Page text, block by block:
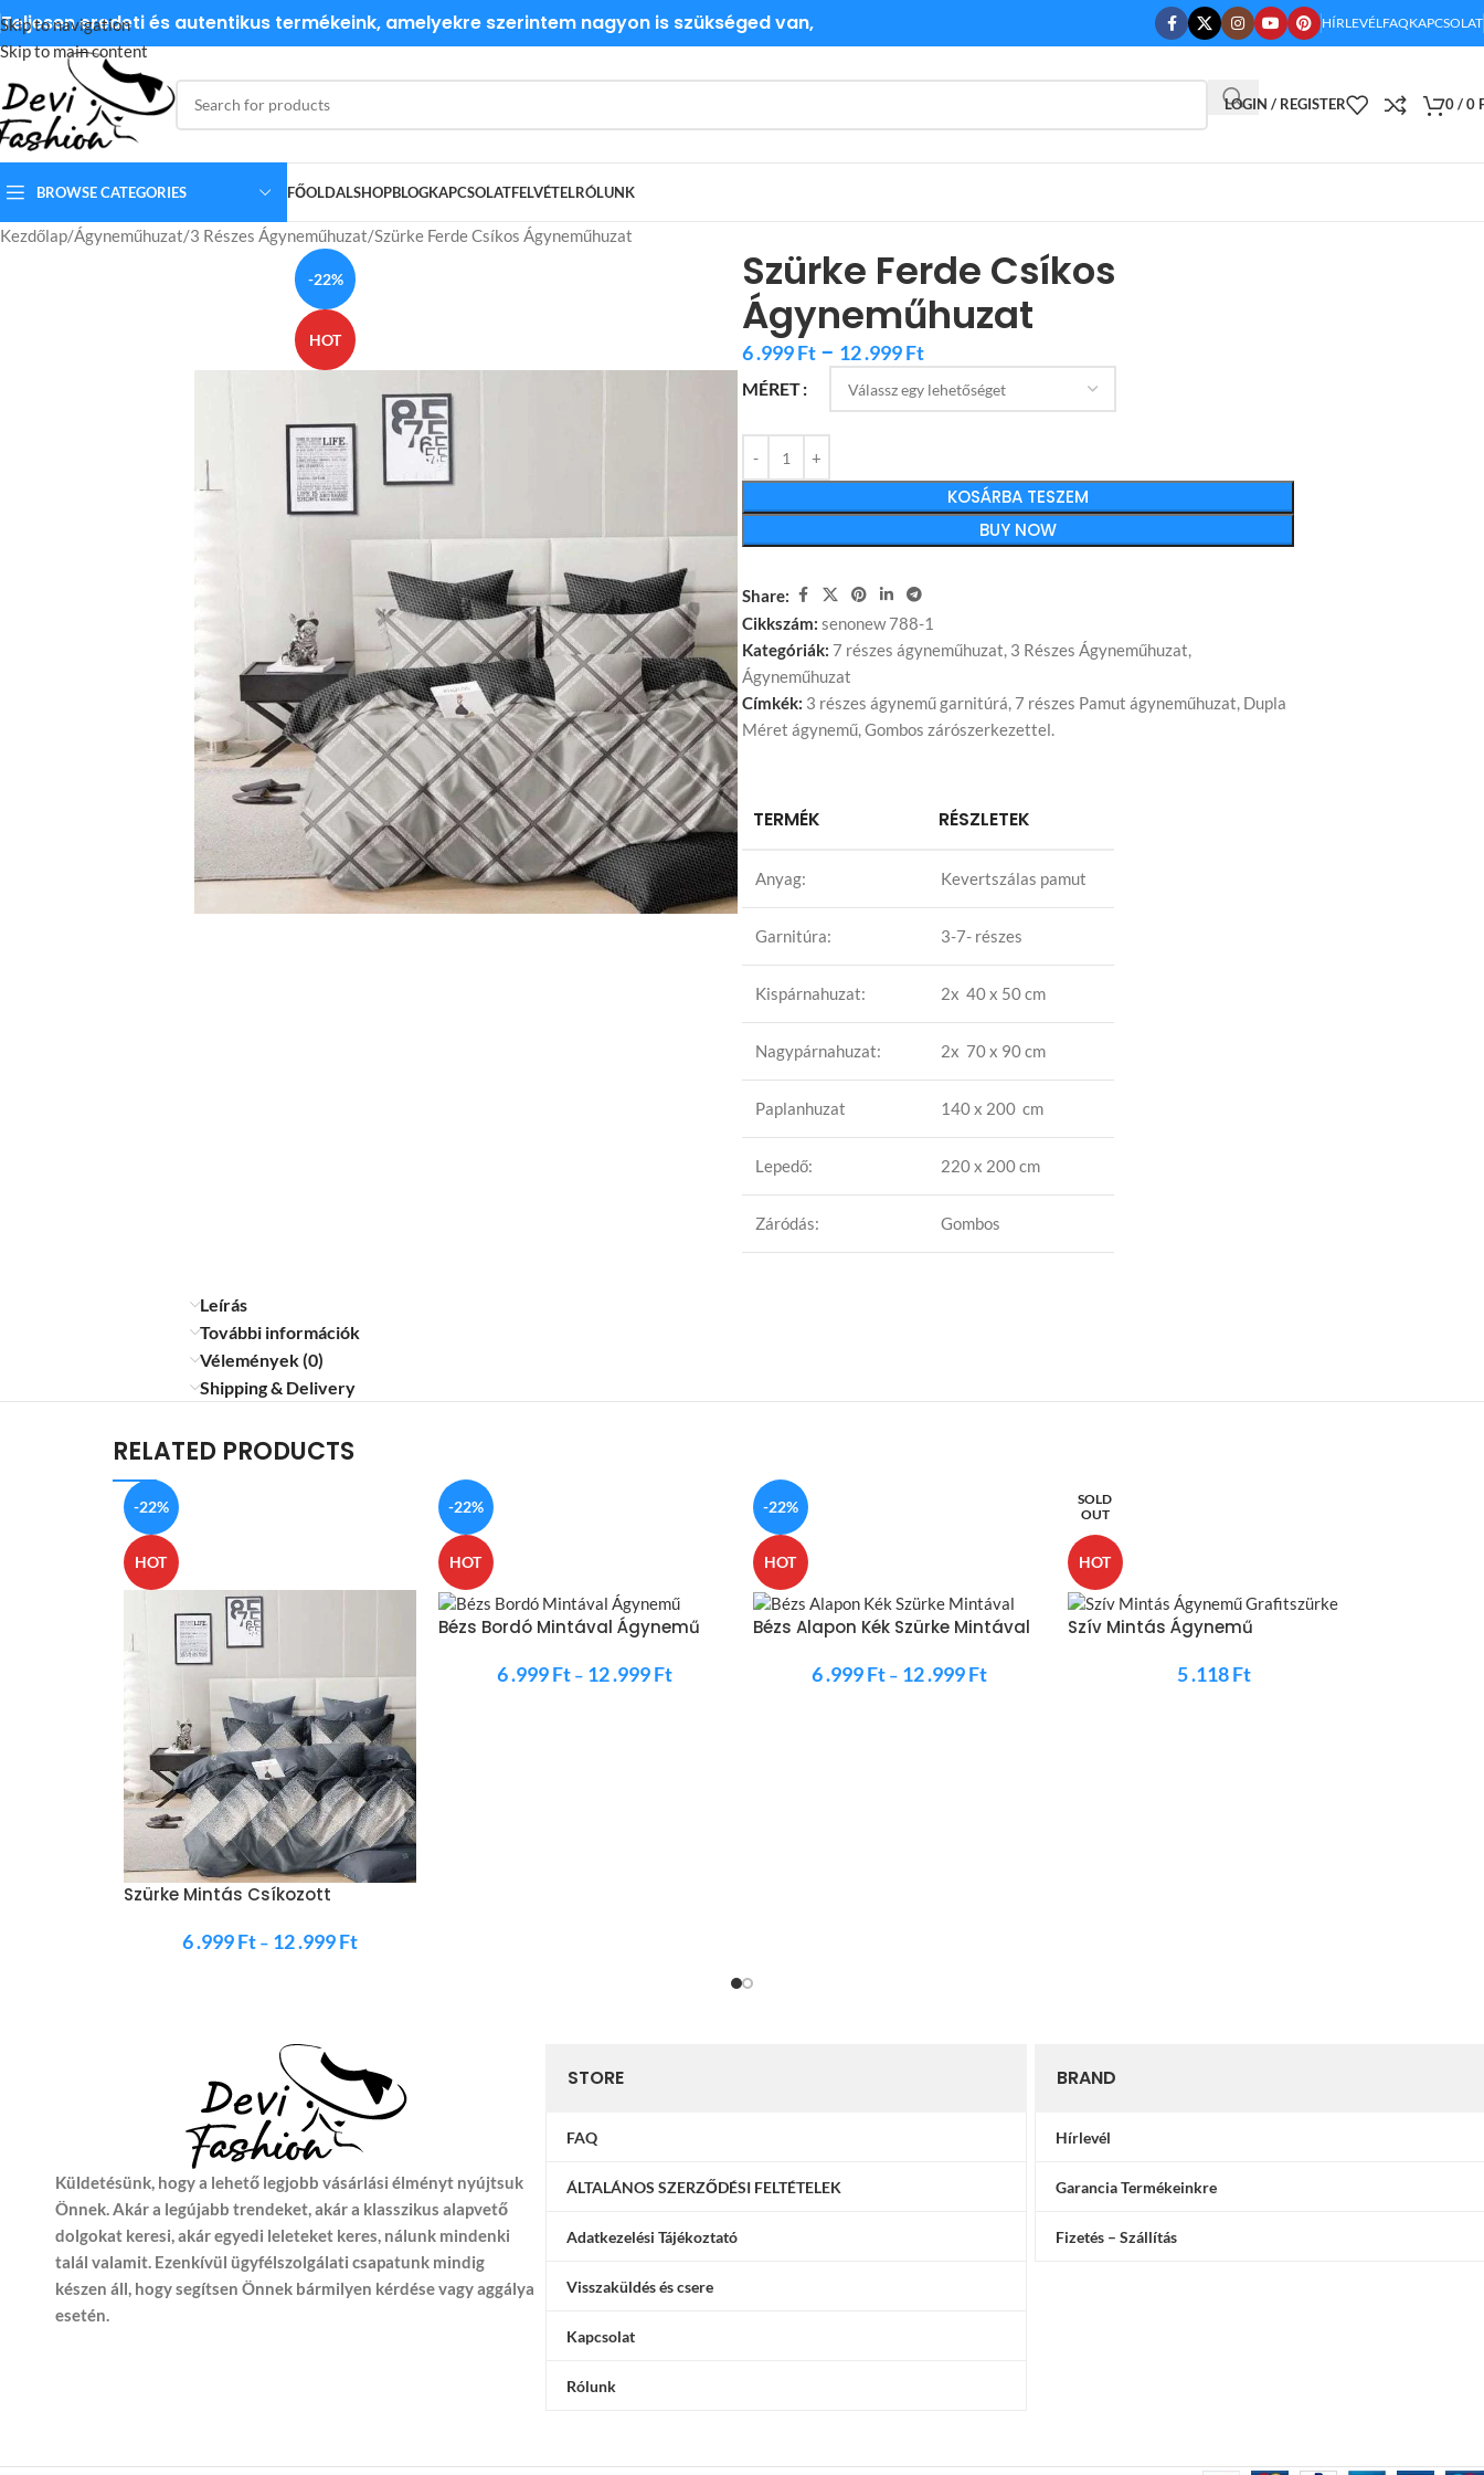
Skip to navigation
Skip to main content
Teljesen eredeti és autentikus termékeink, amelyekre szerintem nagyon is szükséged van, HÍRLEVÉLFAQKAPCSOLAT
LOGIN / REGISTER 0/0
BROWSE CATEGORIES FŐOLDALSHOPBLOGKAPCSOLATFELVÉTELRÓLUNK
Kezdőlap Ágyneműhuzat 3 Részes Ágyneműhuzat Szürke Ferde Csíkos Ágyneműhuzat
-22%
HOT
Szürke Ferde Csíkos
Ágyneműhuzat
6 .999Ft – 12 .999Ft
MÉRET
KOSÁRBA TESZEM
BUY NOW
Share:
Cikkszám: senonew 788-1
Kategóriák: 7 részes ágyneműhuzat, 3 Részes Ágyneműhuzat,
Ágyneműhuzat
Címkék: 3 részes ágynemű garnitúrá, 7 részes Pamut ágyneműhuzat, Dupla
Méret ágynemű,Gombos zárószerkezettel.
TERMÉK RÉSZLETEK
Anyag: Kevertszálas pamut
Garnitúra: 3-7- részes
Kispárnahuzat: 2x 40 x 50 cm
Nagypárnahuzat: 2x 70 x 90 cm
Paplanhuzat 140 x 200 cm
Lepedő: 220 x 200 cm
Záródás: Gombos
Leírás
További információk
Vélemények (0)
Shipping & Delivery
RELATED PRODUCTS
-22%
HOT
Szürke Mintás Csíkozott
6 .999Ft – 12 .999Ft
-22%
HOT
Bézs Bordó Mintával Ágynemű
6 .999Ft – 12 .999Ft
-22%
HOT
Bézs Alapon Kék Szürke Mintával
6 .999Ft – 12 .999Ft
SOLD
OUT
HOT
Szív Mintás Ágynemű
5 .118Ft
Küldetésünk, hogy a lehető legjobb vásárlási élményt nyújtsuk
Önnek. Akár a legújabb trendeket, akár a klasszikus alapvető
dolgokat keresi, akár egyedi leleteket keres, nálunk mindenki
talál valamit. Ezenkívül ügyfélszolgálati csapatunk mindig
készen áll, hogy segítsen Önnek bármilyen kérdése vagy aggálya
esetén.
STORE
FAQ
ÁLTALÁNOS SZERZŐDÉSI FELTÉTELEK
Adatkezelési Tájékoztató
Visszaküldés és csere
Kapcsolat
Rólunk
BRAND
Hírlevél
Garancia Termékeinkre
Fizetés – Szállítás